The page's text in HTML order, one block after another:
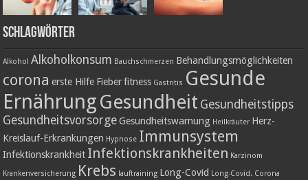
Schlagwörter
Alkohol Alkoholkonsum Bauchschmerzen Behandlungsmöglichkeiten
corona erste Hilfe Fieber fitness Gastritis Gesunde
ErnährungGesundheit Gesundheitstipps
Gesundheitsvorsorge Gesundheitswarnung Heilkräuter Herz-
Kreislauf-Erkrankungen Hypnose Immunsystem
Infektionskrankheit Infektionskrankheiten Karzinom
Krankenversicherung Krebs lauftraining Long-Covid Long-Covid. Corona